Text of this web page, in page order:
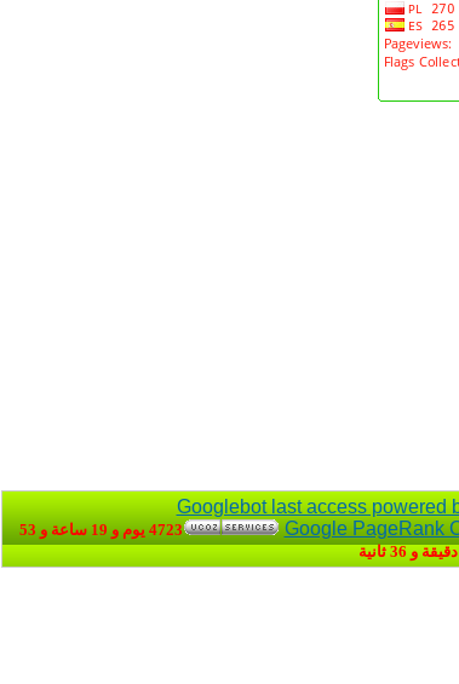
4723 يوم و 19 ساعة و 53
دقيقة و 37 ثانية